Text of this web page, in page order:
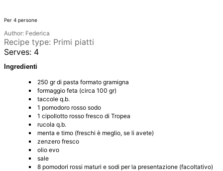
Per 4 persone
Author: Federica
Recipe type: Primi piatti
Serves: 4
Ingredienti
250 gr di pasta formato gramigna
formaggio feta (circa 100 gr)
taccole q.b.
1 pomodoro rosso sodo
1 cipollotto rosso fresco di Tropea
rucola q.b.
menta e timo (freschi è meglio, se li avete)
zenzero fresco
olio evo
sale
8 pomodori rossi maturi e sodi per la presentazione (facoltativo)